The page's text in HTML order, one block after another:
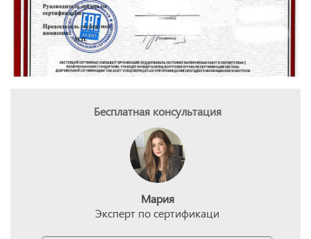
Бесплатная консультация
Мария
Эксперт по сертификаци